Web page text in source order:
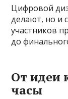
Цифровой
делают, но и
участников
до
От идеи
часы